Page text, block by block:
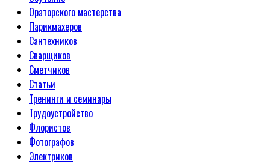
Ораторского мастерства
Парикмахеров
Сантехников
Сварщиков
Сметчиков
Статьи
Тренинги и семинары
Трудоустройство
Флористов
Фотографов
Электриков